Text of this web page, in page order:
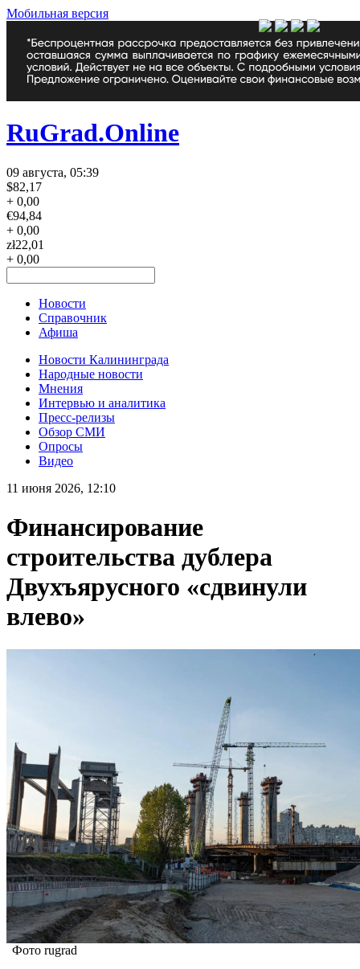
Мобильная версия
RuGrad.Online
09 августа, 05:39
$82,17
+ 0,00
€94,84
+ 0,00
zł22,01
+ 0,00
Новости
Справочник
Афиша
Новости Калининграда
Народные новости
Мнения
Интервью и аналитика
Пресс-релизы
Обзор СМИ
Опросы
Видео
11 июня 2026, 12:10
Финансирование
строительства дублера
Двухъярусного «сдвинули
влево»
Фото rugrad